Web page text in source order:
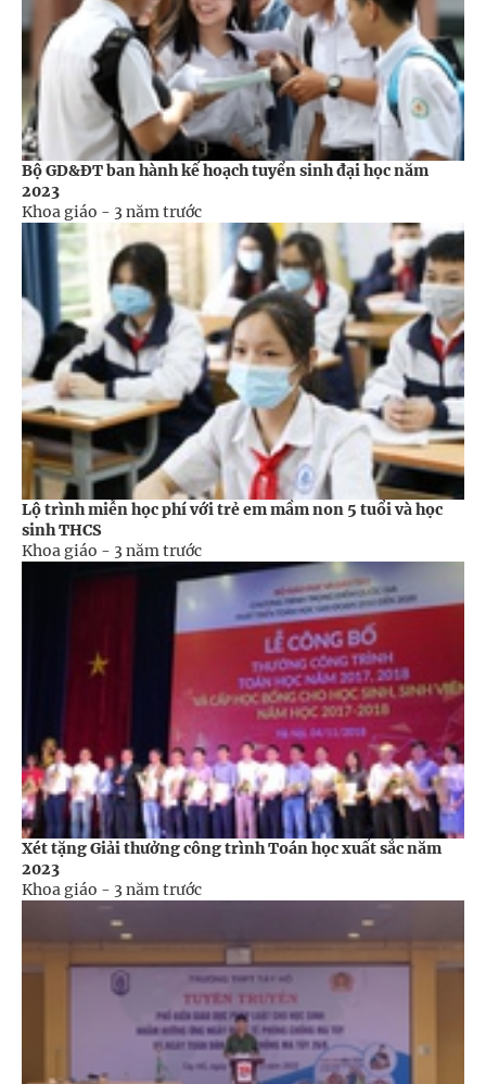
Bộ GD&ĐT ban hành kế hoạch tuyển sinh đại học năm
2023
Khoa giáo - 3 năm trước
Lộ trình miễn học phí với trẻ em mầm non 5 tuổi và học
sinh THCS
Khoa giáo - 3 năm trước
Xét tặng Giải thưởng công trình Toán học xuất sắc năm
2023
Khoa giáo - 3 năm trước